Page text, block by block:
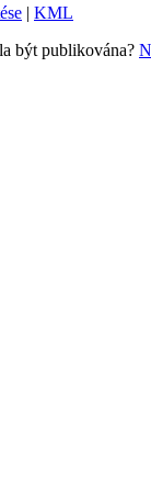
| KML
být publikována?